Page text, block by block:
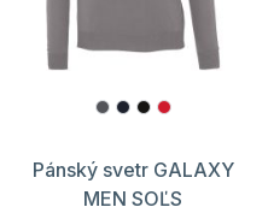
Pánský svetr GALAXY
MEN SOĽS